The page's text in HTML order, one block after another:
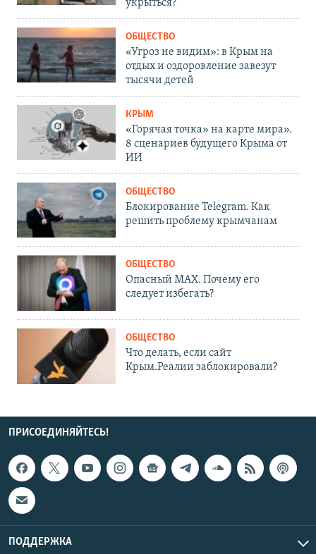
укрыться?
ОБЩЕСТВО
«Угроз не видим»: в Крым на
отдых и оздоровление завезут
тысячи детей
КРЫМ
«Горячая точка» на карте мира».
8 сценариев будущего Крыма от
ИИ
ОБЩЕСТВО
Блокирование Telegram. Как
решить проблему крымчанам
ОБЩЕСТВО
Опасный MAX. Почему его
следует избегать?
ОБЩЕСТВО
Что делать, если сайт
Крым.Реалии заблокировали?
ПРИСОЕДИНЯЙТЕСЬ!
ПОДДЕРЖКА